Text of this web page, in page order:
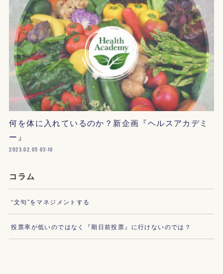
何を体に入れているのか？新企画『ヘルスアカデミ
ー』
2023.02.05 03:10
コラム
“文句”をマネジメントする
投票率が低いのではなく『期日前投票』に行けないのでは？